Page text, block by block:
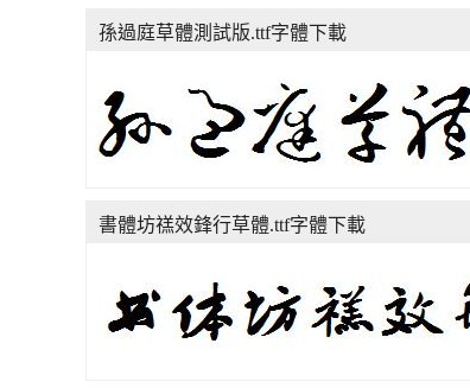
孫過庭草體測試版.ttf字體下載
書體坊禚效鋒行草體.ttf字體下載